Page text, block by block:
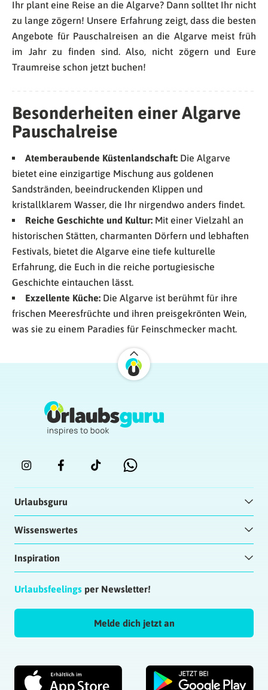
Ihr plant eine Reise an die Algarve? Dann solltet Ihr nicht
zu lange zögern! Unsere Erfahrung zeigt, dass die besten
Angebote für Pauschalreisen an die Algarve meist früh
im Jahr zu finden sind. Also, nicht zögern und Eure
Traumreise schon jetzt buchen!
Besonderheiten einer Algarve
Pauschalreise
Atemberaubende Küstenlandschaft: Die Algarve
bietet eine einzigartige Mischung aus goldenen
Sandstränden, beeindruckenden Klippen und
kristallklarem Wasser, die Ihr nirgendwo anders findet.
Reiche Geschichte und Kultur: Mit einer Vielzahl an
historischen Stätten, charmanten Dörfern und lebhaften
Festivals, bietet die Algarve eine tiefe kulturelle
Erfahrung, die Euch in die reiche portugiesische
Geschichte eintauchen lässt.
Exzellente Küche: Die Algarve ist berühmt für ihre
frischen Meeresfrüchte und ihren preisgekrönten Wein,
was sie zu einem Paradies für Feinschmecker macht.
Urlaubsguru
Wissenswertes
Inspiration
Urlaubsfeelings per Newsletter!
Melde dich jetzt an